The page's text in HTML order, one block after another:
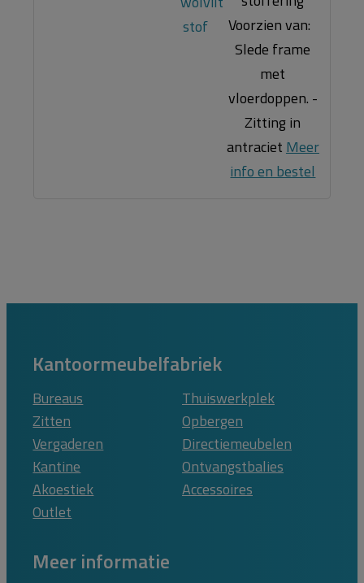
Voorzien van:
Slede frame
met
vloerdoppen. -
Zitting in
antraciet Meer
info en bestel
Kantoormeubelfabriek
Bureaus
Thuiswerkplek
Zitten
Opbergen
Vergaderen
Directiemeubelen
Kantine
Ontvangstbalies
Akoestiek
Accessoires
Outlet
Meer informatie